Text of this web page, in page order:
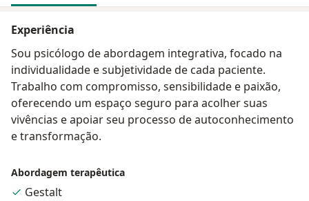
Experiência
Sou psicólogo de abordagem integrativa, focado na
individualidade e subjetividade de cada paciente.
Trabalho com compromisso, sensibilidade e paixão,
oferecendo um espaço seguro para acolher suas
vivências e apoiar seu processo de autoconhecimento
e transformação.
Abordagem terapêutica
Gestalt